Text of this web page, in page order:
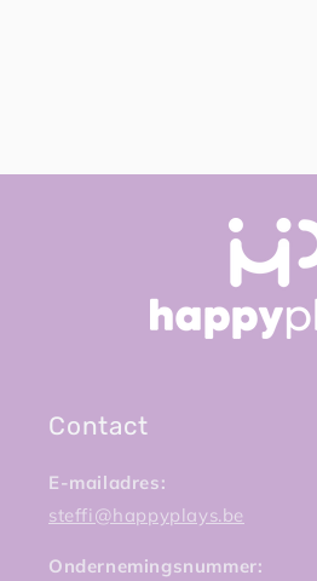
Contact
E-mailadres:
steffi@happyplays.be
Ondernemingsnummer: